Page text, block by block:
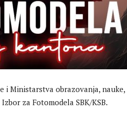
i Ministarstva obrazovanja, nauke,
za Fotomodela SBK/KSB.